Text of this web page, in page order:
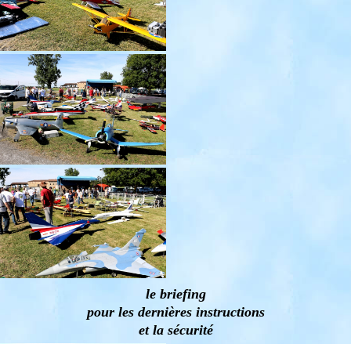
le briefing
pour les dernières instructions
et la sécurité